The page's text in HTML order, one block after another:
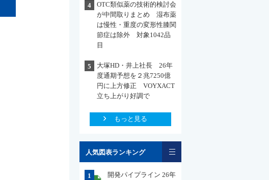
4
OTC類似薬の技術的検討会
が中間取りまとめ 湿布薬
は慢性・重度の変形性膝関
節症は除外 対象1042品
目
5
大塚HD・井上社長 26年
度通期予想を２兆7250億
円に上方修正 VOYXACT
立ち上がり好調で
もっと見る
人気図表ランキング
1
開発パイプライン 26年